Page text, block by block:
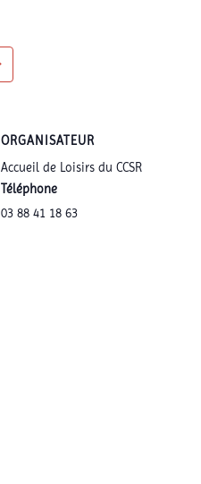
ORGANISATEUR
Accueil de Loisirs du CCSR
Téléphone
03 88 41 18 63